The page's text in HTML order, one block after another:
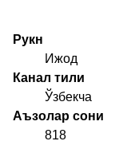
Рукн
Ижод
Канал тили
Ўзбекча
Аъзолар сони
818